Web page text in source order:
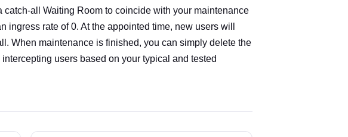
all Waiting Room to coincide with your maintenance
rate of 0. At the appointed time, new users will
When maintenance is finished, you can simply delete the
users based on your typical and tested